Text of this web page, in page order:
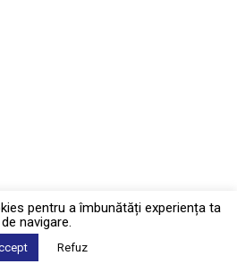
pentru a îmbunătăți experiența ta
de navigare.
Refuz